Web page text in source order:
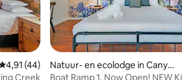
beoordeling van 4,91 op 5, 44
4,91 (44)
Creek
Natuur- en ecolodge in Canyo
n Lake
Boat Ramp 1, Now Open! NEW